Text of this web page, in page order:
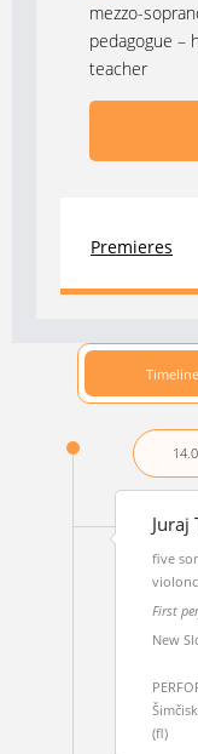
mezzo-
pedagogue –
teacher
Premieres
Timeline
Juraj
five
First
New
(fl)